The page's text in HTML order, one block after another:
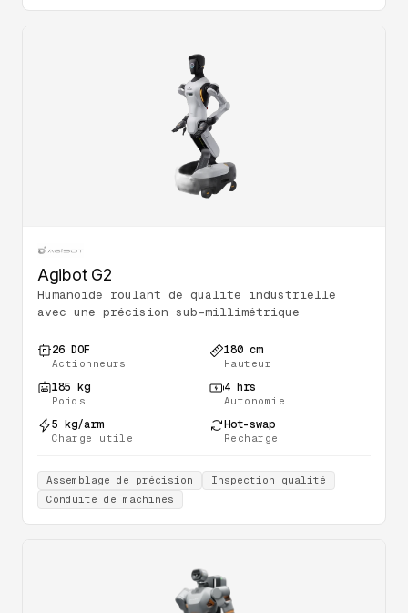
Agibot G2
Humanoïde roulant de qualité industrielle
avec une précision sub-millimétrique
26 DOF
Actionneurs
180 cm
Hauteur
185 kg
Poids
4 hrs
Autonomie
5 kg/arm
Charge utile
Hot-swap
Recharge
Assemblage de précision
Inspection qualité
Conduite de machines